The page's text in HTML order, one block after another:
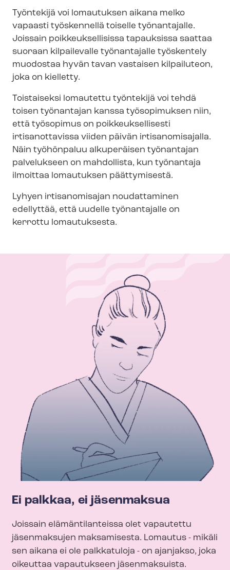
Työntekijä voi lomautuksen aikana melko
vapaasti työskennellä toiselle työnantajalle.
Joissain poik­keuk­sel­li­sis­sa tapauksissa saattaa
suoraan kilpailevalle työnantajalle työskentely
muodostaa hyvän tavan vastaisen kilpailuteon,
joka on kielletty.
Toistaiseksi lomautettu työntekijä voi tehdä
toisen työnantajan kanssa työsopimuksen niin,
että työsopimus on poik­keuk­sel­li­ses­ti
irtisanottavissa viiden päivän irtisanomisajalla.
Näin työhönpaluu alkuperäisen työnantajan
palvelukseen on mahdollista, kun työnantaja
ilmoittaa lomautuksen päättymisestä.
Lyhyen irtisanomisajan noudattaminen
edellyttää, että uudelle työnantajalle on
kerrottu lomautuksesta.
Ei palkkaa, ei jäsenmaksua
Joissain elämäntilanteissa olet vapautettu
jäsenmaksujen maksamisesta. Lomautus - mikäli
sen aikana ei ole palkkatuloja - on ajanjakso, joka
oikeuttaa vapautukseen jäsenmaksuista.